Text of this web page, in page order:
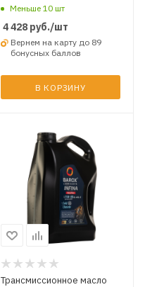
Меньше 10 шт
4 428руб./шт
Вернем на карту до 89
бонусных баллов
В КОРЗИНУ
Трансмиссионное масло